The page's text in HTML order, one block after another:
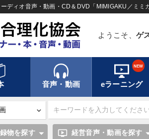
ディオ音声・動画・CD＆DVD「MIMIGAKU／ミミ
ようこそ、 ゲ
音声・動画 eラーニング
NEW
物を探す ondemand_video 経営音声・動画を探す